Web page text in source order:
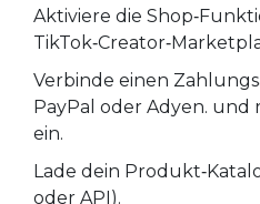
Aktiviere die
Verbinde einen
PayPal oder Adyen. und
ein.
Lade dein
oder API).